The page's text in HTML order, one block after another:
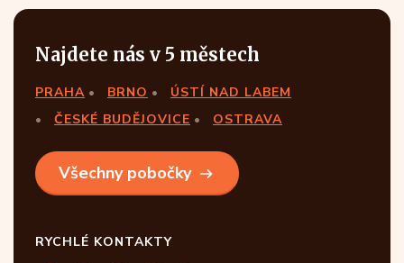
Najdete nás v 5 městech
PRAHA BRNO
ÚSTÍ NAD LABEM
ČESKÉ BUDĚJOVICE
OSTRAVA
Všechny pobočky
RYCHLÉ KONTAKTY